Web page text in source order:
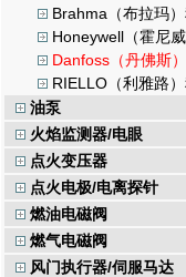
Brahma（布拉玛
Honeywell（霍尼
Danfoss（丹佛斯
RIELLO（利雅路
油泵
火焰监测器/电眼
点火变压器
点火电极/电离探针
燃油电磁阀
燃气电磁阀
风门执行器/伺服马达